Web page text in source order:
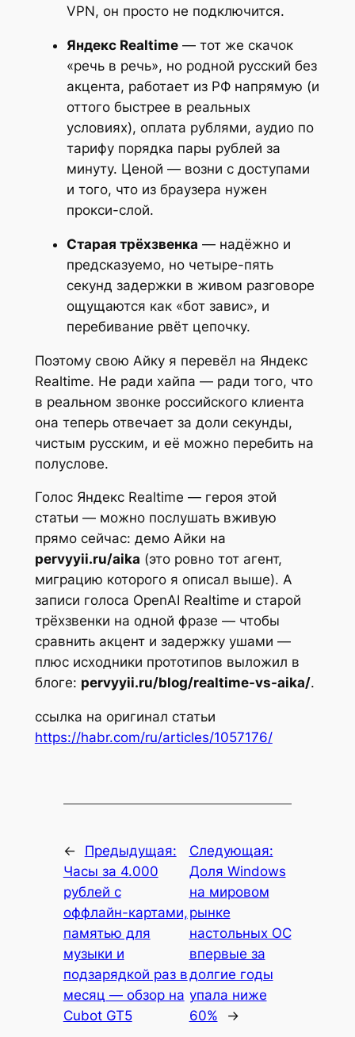
VPN, он просто не подключится.
Яндекс Realtime— тот же скачок
«речь в речь», но родной русский без
акцента, работает из РФ напрямую (и
оттого быстрее в реальных
условиях), оплата рублями, аудио по
тарифу порядка пары рублей за
минуту. Ценой — возни с доступами
и того, что из браузера нужен
прокси-слой.
Старая трёхзвенка — надёжно и
предсказуемо, но четыре-пять
секунд задержки в живом разговоре
ощущаются как «бот завис», и
перебивание рвёт цепочку.
Поэтому свою Айку я перевёл на Яндекс
Realtime. Не ради хайпа — ради того, что
в реальном звонке российского клиента
она теперь отвечает за доли секунды,
чистым русским, и её можно перебить на
полуслове.
Голос Яндекс Realtime — героя этой
статьи — можно послушать вживую
прямо сейчас: демо Айки на
pervyyii.ru/aika (это ровно тот агент,
миграцию которого я описал выше). А
записи голоса OpenAI Realtime и старой
трёхзвенки на одной фразе — чтобы
сравнить акцент и задержку ушами —
плюс исходники прототипов выложил в
блоге: pervyyii.ru/blog/realtime-vs-aika/.
ссылка на оригинал статьи
https://habr.com/ru/articles/1057176/
←
Предыдущая:
Часы за 4.000
рублей с
оффлайн-картами,
памятью для
музыки и
подзарядкой раз в
месяц — обзор на
Cubot GT5
Следующая:
Доля Windows
на мировом
рынке
настольных ОС
впервые за
долгие годы
упала ниже
60%
→